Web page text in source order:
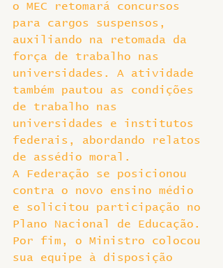
o MEC retomará concursos
para cargos suspensos,
auxiliando na retomada da
força de trabalho nas
universidades. A atividade
também pautou as condições
de trabalho nas
universidades e institutos
federais, abordando relatos
de assédio moral.
A Federação se posicionou
contra o novo ensino médio
e solicitou participação no
Plano Nacional de Educação.
Por fim, o Ministro colocou
sua equipe à disposição